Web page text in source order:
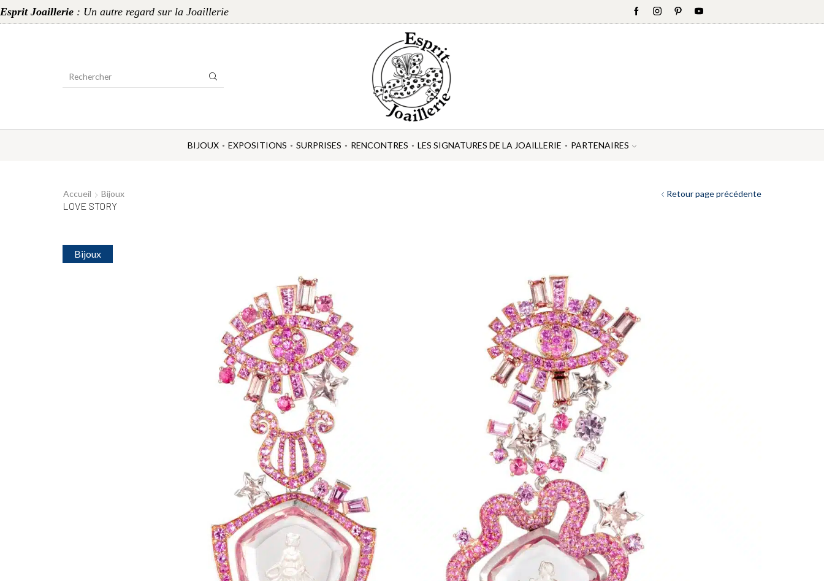
Esprit Joaillerie : Un autre regard sur la Joaillerie
BIJOUX EXPOSITIONS SURPRISES RENCONTRES LES SIGNATURES DE LA JOAILLERIE PARTENAIRES
Retour page précédente
Accueil Bijoux
LOVE STORY
Bijoux